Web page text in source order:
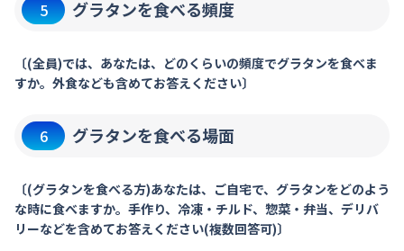
5 グラタンを食べる頻度
〔(全員)では、あなたは、どのくらいの頻度でグラタンを食べま
すか。外食なども含めてお答えください〕
6 グラタンを食べる場面
〔(グラタンを食べる方)あなたは、ご自宅で、グラタンをどのよう
な時に食べますか。手作り、冷凍・チルド、惣菜・弁当、デリバ
リーなどを含めてお答えください(複数回答可)〕